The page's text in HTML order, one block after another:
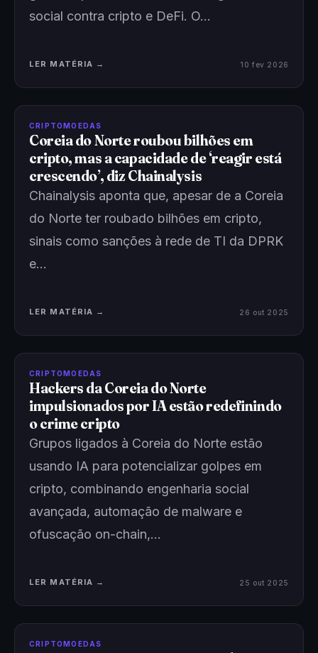
social contra cripto e DeFi. O…
LER MATÉRIA → 10 fev 2026
CRIPTOMOEDAS
Coreia do Norte roubou bilhões em
cripto, mas a capacidade de ‘reagir está
crescendo’, diz Chainalysis
Chainalysis aponta que, apesar de a Coreia
do Norte ter roubado bilhões em cripto,
sinais como sanções à rede de TI da DPRK
e…
LER MATÉRIA → 26 out 2025
CRIPTOMOEDAS
Hackers da Coreia do Norte
impulsionados por IA estão redefinindo
o crime cripto
Grupos ligados à Coreia do Norte estão
usando IA para potencializar golpes em
cripto, combinando engenharia social
avançada, automação de malware e
ofuscação on-chain,…
LER MATÉRIA → 25 out 2025
CRIPTOMOEDAS